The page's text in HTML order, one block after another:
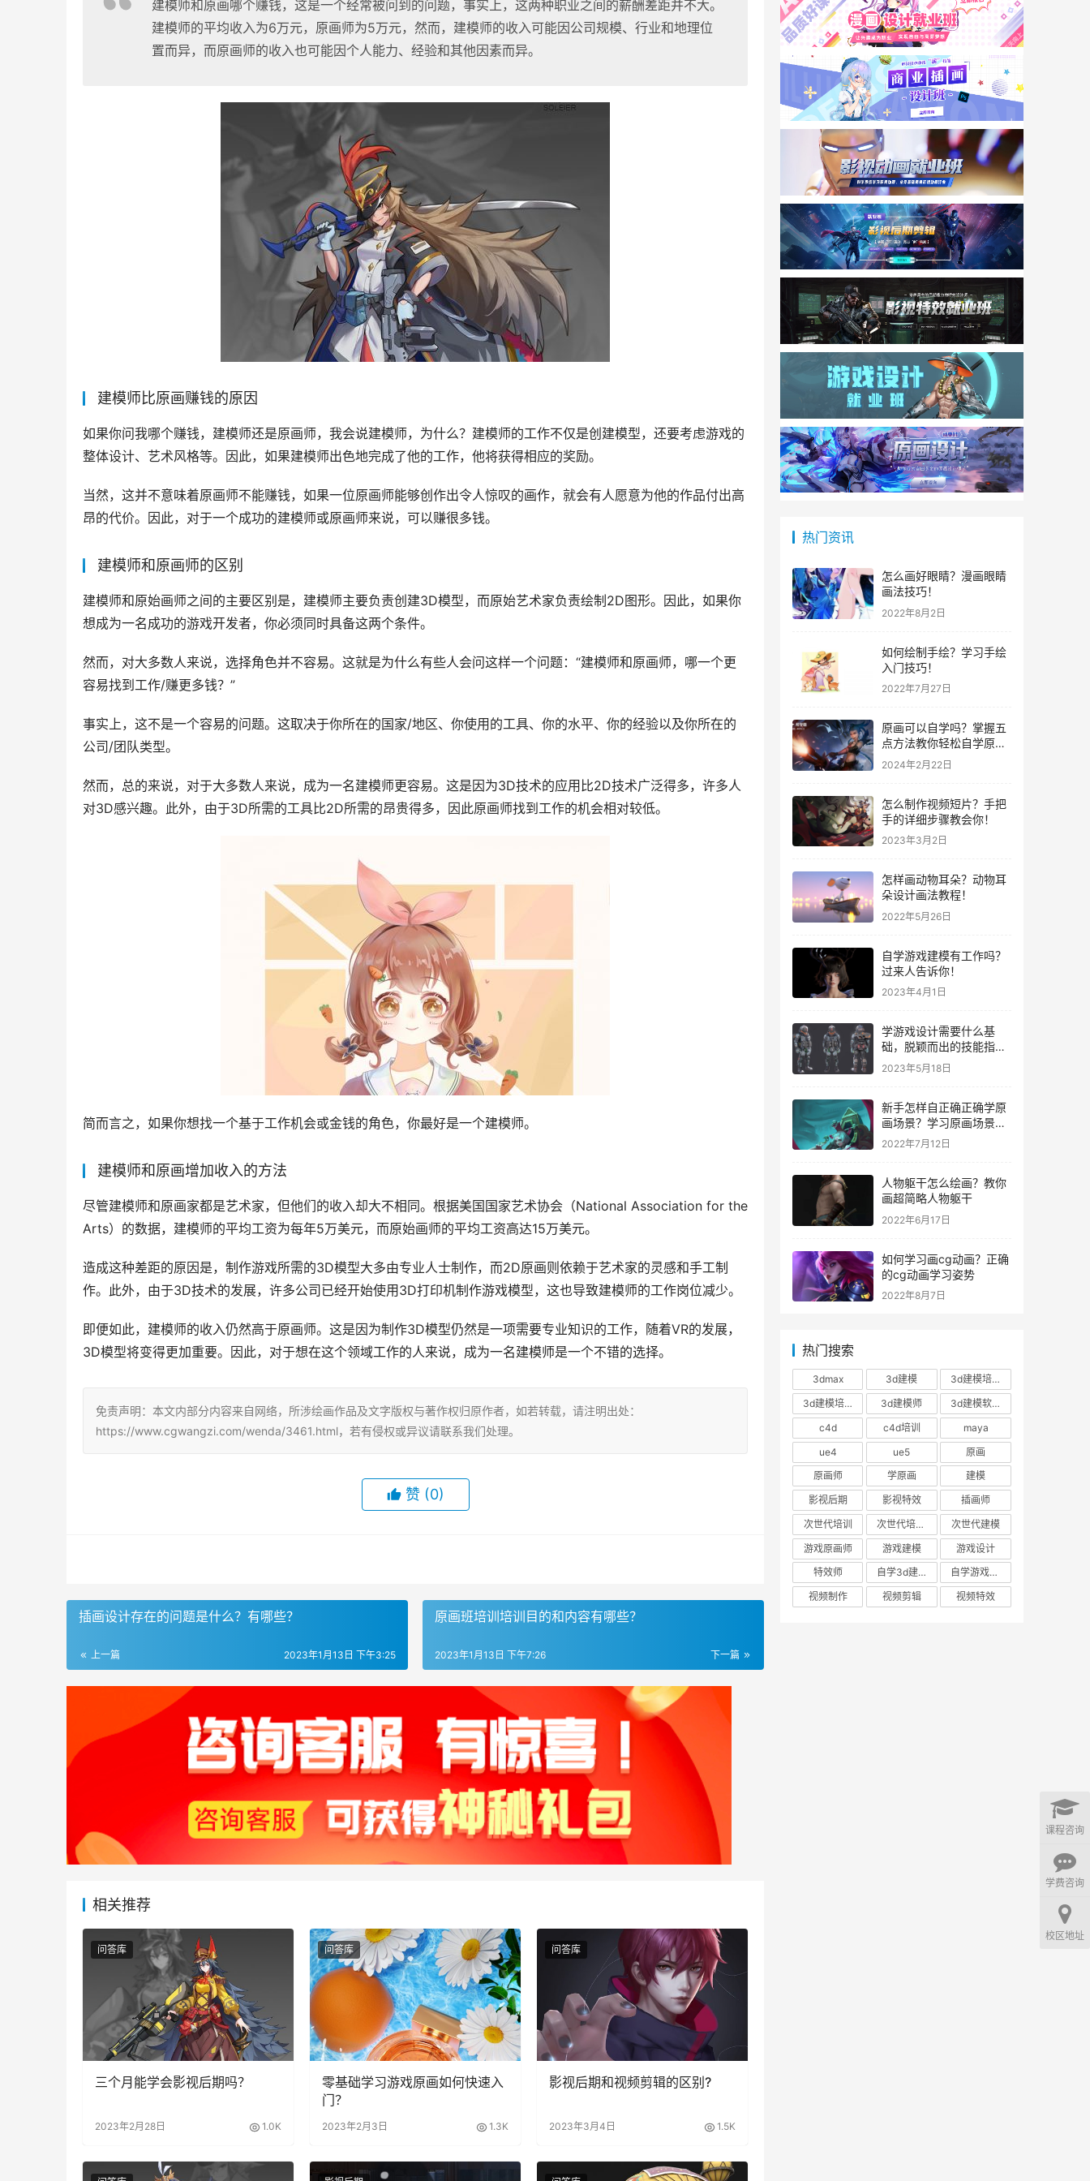
建模师和原画哪个赚钱，这是一个经常被问到的问题，事实上，这两种职业之间的薪酬差距并不大。
建模师的平均收入为6万元，原画师为5万元，然而，建模师的收入可能因公司规模、行业和地理位
置而异，而原画师的收入也可能因个人能力、经验和其他因素而异。
建模师比原画赚钱的原因
如果你问我哪个赚钱，建模师还是原画师，我会说建模师，为什么？建模师的工作不仅是创建模型，还要考虑游戏的
整体设计、艺术风格等。因此，如果建模师出色地完成了他的工作，他将获得相应的奖励。
当然，这并不意味着原画师不能赚钱，如果一位原画师能够创作出令人惊叹的画作，就会有人愿意为他的作品付出高
昂的代价。因此，对于一个成功的建模师或原画师来说，可以赚很多钱。
建模师和原画师的区别
建模师和原始画师之间的主要区别是，建模师主要负责创建3D模型，而原始艺术家负责绘制2D图形。因此，如果你
想成为一名成功的游戏开发者，你必须同时具备这两个条件。
然而，对大多数人来说，选择角色并不容易。这就是为什么有些人会问这样一个问题：“建模师和原画师，哪一个更
容易找到工作/赚更多钱？”
事实上，这不是一个容易的问题。这取决于你所在的国家/地区、你使用的工具、你的水平、你的经验以及你所在的
公司/团队类型。
然而，总的来说，对于大多数人来说，成为一名建模师更容易。这是因为3D技术的应用比2D技术广泛得多，许多人
对3D感兴趣。此外，由于3D所需的工具比2D所需的昂贵得多，因此原画师找到工作的机会相对较低。
简而言之，如果你想找一个基于工作机会或金钱的角色，你最好是一个建模师。
建模师和原画增加收入的方法
尽管建模师和原画家都是艺术家，但他们的收入却大不相同。根据美国国家艺术协会（National Association for the
Arts）的数据，建模师的平均工资为每年5万美元，而原始画师的平均工资高达15万美元。
造成这种差距的原因是，制作游戏所需的3D模型大多由专业人士制作，而2D原画则依赖于艺术家的灵感和手工制
作。此外，由于3D技术的发展，许多公司已经开始使用3D打印机制作游戏模型，这也导致建模师的工作岗位减少。
即便如此，建模师的收入仍然高于原画师。这是因为制作3D模型仍然是一项需要专业知识的工作，随着VR的发展，
3D模型将变得更加重要。因此，对于想在这个领域工作的人来说，成为一名建模师是一个不错的选择。
免责声明：本文内部分内容来自网络，所涉绘画作品及文字版权与著作权归原作者，如若转载，请注明出处：
https://www.cgwangzi.com/wenda/3461.html，若有侵权或异议请联系我们处理。
赞 (0)
插画设计存在的问题是什么？有哪些？
上一篇 2023年1月13日 下午3:25
原画班培训培训目的和内容有哪些？
下一篇
2023年1月13日 下午7:26
相关推荐
问答库
三个月能学会影视后期吗？
2023年2月28日 1.0K
问答库
零基础学习游戏原画如何快速入
门？
2023年2月3日 1.3K
问答库
影视后期和视频剪辑的区别?
2023年3月4日 1.5K
热门资讯
怎么画好眼睛？漫画眼睛
画法技巧！
2022年8月2日
如何绘制手绘？学习手绘
入门技巧！
2022年7月27日
原画可以自学吗？掌握五
点方法教你轻松自学原
画！
2024年2月22日
怎么制作视频短片？手把
手的详细步骤教会你！
2023年3月2日
怎样画动物耳朵？动物耳
朵设计画法教程！
2022年5月26日
自学游戏建模有工作吗？
过来人告诉你！
2023年4月1日
学游戏设计需要什么基
础，脱颖而出的技能指
南！
2023年5月18日
新手怎样自正确正确学原
画场景？学习原画场景技
巧！
2022年7月12日
人物躯干怎么绘画？教你
画超简略人物躯干
2022年6月17日
如何学习画cg动画？正确
的cg动画学习姿势
2022年8月7日
热门搜索
3dmax 3d建模
3d建模培训
3d建模培训班
3d建模师
3d建模软件
c4d
c4d培训
maya
ue4
ue5
原画
原画师
学原画
建模
影视后期
影视特效
插画师
次世代培训
次世代培训机构
次世代建模
游戏原画师
游戏建模
游戏设计
特效师
自学3d建模
自学游戏建模
视频制作
视频剪辑 视频特效
课程咨询
学费咨询
校区地址